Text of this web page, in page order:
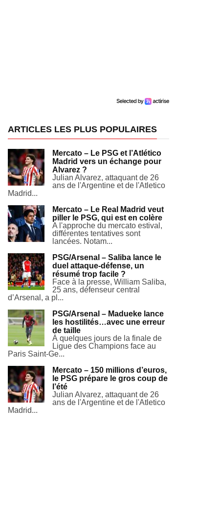
ARTICLES LES PLUS POPULAIRES
Mercato – Le PSG et l’Atlético
Madrid vers un échange pour
Alvarez ?
Julian Alvarez, attaquant de 26
ans de l'Argentine et de l'Atletico
Madrid...
Mercato – Le Real Madrid veut
piller le PSG, qui est en colère
A l'approche du mercato estival,
différentes tentatives sont
lancées. Notam...
PSG/Arsenal – Saliba lance le
duel attaque-défense, un
résumé trop facile ?
Face à la presse, William Saliba,
25 ans, défenseur central
d’Arsenal, a pl...
PSG/Arsenal – Madueke lance
les hostilités…avec une erreur
de taille
À quelques jours de la finale de
Ligue des Champions face au
Paris Saint-Ge...
Mercato – 150 millions d’euros,
le PSG prépare le gros coup de
l’été
Julian Alvarez, attaquant de 26
ans de l'Argentine et de l'Atletico
Madrid...